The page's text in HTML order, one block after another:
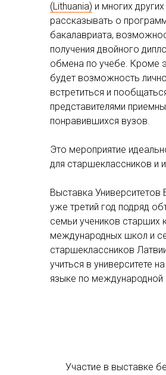
(Lithuania) и многих
рассказывать о
бакалавриата,
получения двойного
обмена по учебе. Кроме
будет возможность лично
встретиться и
представителями
понравившихся вузов.
Это мероприятие
для старшеклассников и
Выставка Университетов
уже третий год подряд
семьи учеников старших
международных школ и
старшеклассников
учиться в университете
языке по
Участие в выставке